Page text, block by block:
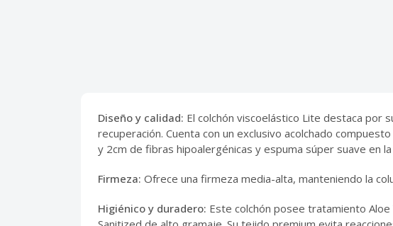
Diseño y calidad: El colchón viscoelástico Lite destaca por
recuperación. Cuenta con un exclusivo acolchado
y 2cm de fibras hipoalergénicas y espuma súper suave en
Firmeza: Ofrece una firmeza media-alta, manteniendo la
Higiénico y duradero: Este colchón posee tratamiento